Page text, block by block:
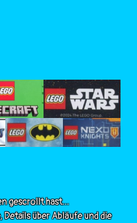
gescrollt hast...
über Abläufe und die